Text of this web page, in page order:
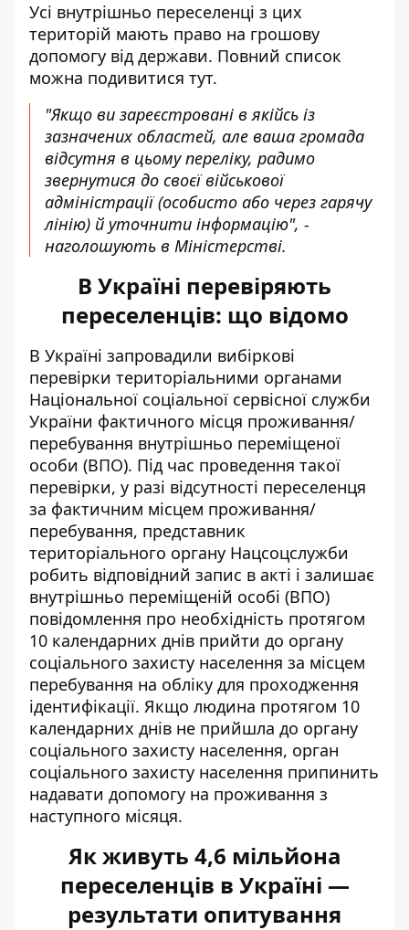
Усі внутрішньо переселенці з цих
територій мають право на грошову
допомогу від держави. Повний список
можна подивитися тут.
"Якщо ви зареєстровані в якійсь із
зазначених областей, але ваша громада
відсутня в цьому переліку, радимо
звернутися до своєї військової
адміністрації (особисто або через гарячу
лінію) й уточнити інформацію", -
наголошують в Міністерстві.
В Україні перевіряють
переселенців: що відомо
В Україні запровадили вибіркові
перевірки територіальними органами
Національної соціальної сервісної служби
України фактичного місця проживання/
перебування внутрішньо переміщеної
особи (ВПО). Під час проведення такої
перевірки, у разі відсутності переселенця
за фактичним місцем проживання/
перебування, представник
територіального органу Нацсоцслужби
робить відповідний запис в акті і залишає
внутрішньо переміщеній особі (ВПО)
повідомлення про необхідність протягом
10 календарних днів прийти до органу
соціального захисту населення за місцем
перебування на обліку для проходження
ідентифікації. Якщо людина протягом 10
календарних днів не прийшла до органу
соціального захисту населення, орган
соціального захисту населення припинить
надавати допомогу на проживання з
наступного місяця.
Як живуть 4,6 мільйона
переселенців в Україні —
результати опитування